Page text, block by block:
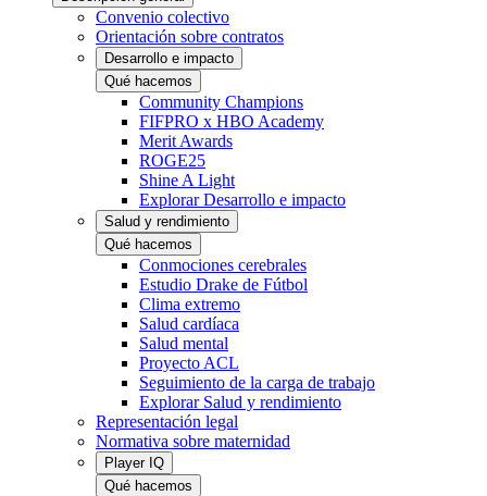
Convenio colectivo
Orientación sobre contratos
Desarrollo e impacto
Qué hacemos
Community Champions
FIFPRO x HBO Academy
Merit Awards
ROGE25
Shine A Light
Explorar Desarrollo e impacto
Salud y rendimiento
Qué hacemos
Conmociones cerebrales
Estudio Drake de Fútbol
Clima extremo
Salud cardíaca
Salud mental
Proyecto ACL
Seguimiento de la carga de trabajo
Explorar Salud y rendimiento
Representación legal
Normativa sobre maternidad
Player IQ
Qué hacemos